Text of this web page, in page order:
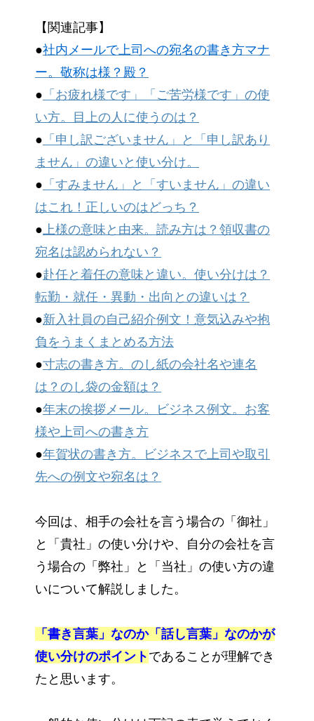
【関連記事】
●社内メールで上司への宛名の書き方マナ
ー。敬称は様？殿？
● 「お疲れ様です」「ご苦労様です」の使
い方。目上の人に使うのは？
● 「申し訳ございません」と「申し訳あり
ません」の違いと使い分け。
● 「すみません」と「すいません」の違い
はこれ！正しいのはどっち？
●上様の意味と由来。読み方は？領収書の
宛名は認められない？
●赴任と着任の意味と違い。使い分けは？
転勤・就任・異動・出向との違いは？
●新入社員の自己紹介例文！意気込みや抱
負をうまくまとめる方法
●寸志の書き方。のし紙の会社名や連名
は？のし袋の金額は？
●年末の挨拶メール。ビジネス例文。お客
様や上司への書き方
●年賀状の書き方。ビジネスで上司や取引
先への例文や宛名は？
今回は、相手の会社を言う場合の「御社」
と「貴社」の使い分けや、自分の会社を言
う場合の「弊社」と「当社」の使い方の違
いについて解説しました。
「書き言葉」なのか「話し言葉」なのかが
使い分けのポイント であることが理解でき
たと思います。